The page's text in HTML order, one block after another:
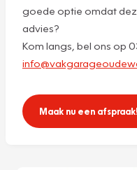
goede optie omdat
advies?
Kom langs, bel ons op
Maak nu een afspraak!